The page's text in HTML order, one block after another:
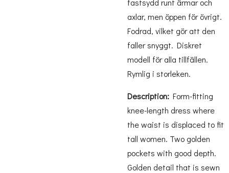
fastsydd runt ärmar och
axlar, men öppen för övrigt.
Fodrad, vilket gör att den
faller snyggt. Diskret
modell för alla tillfällen.
Rymlig i storleken.
Description: Form-fitting
knee-length dress where
the waist is displaced to fit
tall women. Two golden
pockets with good depth.
Golden detail that is sewn